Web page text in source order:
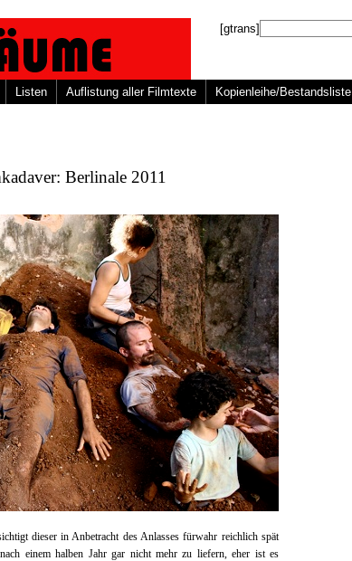
[gtrans]
Listen Auflistung aller Filmtexte Kopienleihe/Bestandsliste
Berlinale 2011
dieser in Anbetracht des Anlasses fürwahr reichlich spät
einem halben Jahr gar nicht mehr zu liefern, eher ist es